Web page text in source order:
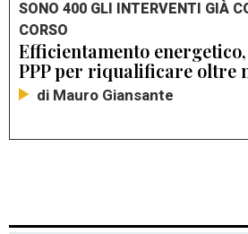
SONO 400 GLI INTERVENTI GIÀ
CORSO
Efficientamento
PPP per riqualificare oltre
di Mauro Giansante